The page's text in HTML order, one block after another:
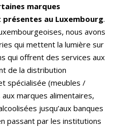
marques
au Luxembourg.
nous avons
qui mettent la lumière sur
qui offrent des services aux
de la distribution
spécialisée (meubles /
marques alimentaires,
jusqu’aux banques
passant par les institutions